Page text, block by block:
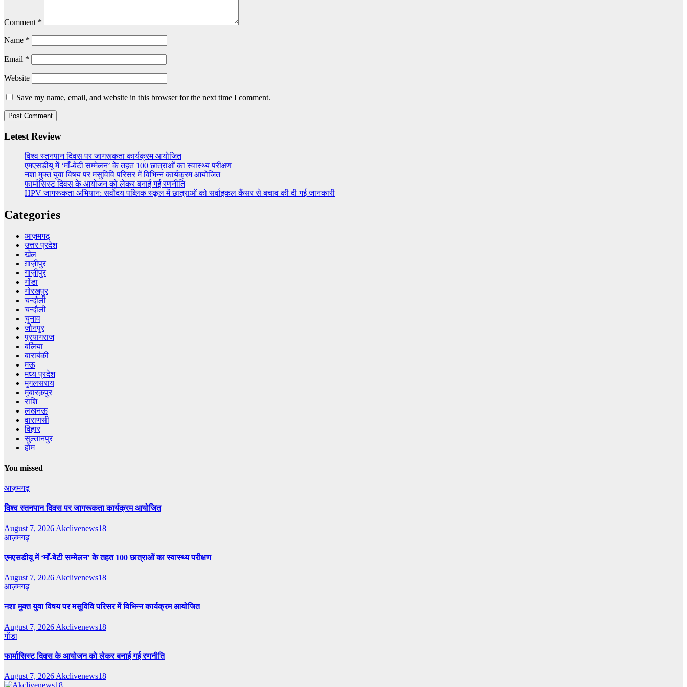
Comment *
Name *
Email *
Website
Save my name, email, and website in this browser for the next time I comment.
Letest Review
विश्व स्तनपान दिवस पर जागरूकता कार्यक्रम आयोजित
एमएसडीयू में ‘माँ-बेटी सम्मेलन’ के तहत 100 छात्राओं का स्वास्थ्य परीक्षण
नशा मुक्त युवा विषय पर मसुविवि परिसर में विभिन्न कार्यक्रम आयोजित
फार्मासिस्ट दिवस के आयोजन को लेकर बनाई गई रणनीति
HPV जागरूकता अभियान: सर्वोदय पब्लिक स्कूल में छात्राओं को सर्वाइकल कैंसर से बचाव की दी गई जानकारी
Categories
आज़मगढ़
उत्तर प्रदेश
खेल
ग़ाज़ीपुर
गाज़ीपुर
गोंडा
गोरखपुर
चन्दौली
चन्दौली
चुनाव
जौनपुर
प्रयागराज
बलिया
बाराबंकी
मऊ
मध्य प्रदेश
मुगलसराय
मुबारक़पुर
राशि
लखनऊ
वाराणसी
विहार
सुल्तानपुर
होम
You missed
आज़मगढ़
विश्व स्तनपान दिवस पर जागरूकता कार्यक्रम आयोजित
August 7, 2026 Akclivenews18
आज़मगढ़
एमएसडीयू में ‘माँ-बेटी सम्मेलन’ के तहत 100 छात्राओं का स्वास्थ्य परीक्षण
August 7, 2026 Akclivenews18
आज़मगढ़
नशा मुक्त युवा विषय पर मसुविवि परिसर में विभिन्न कार्यक्रम आयोजित
August 7, 2026 Akclivenews18
गोंडा
फार्मासिस्ट दिवस के आयोजन को लेकर बनाई गई रणनीति
August 7, 2026 Akclivenews18